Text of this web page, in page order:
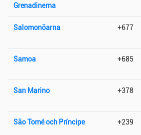
Grenadinerna
Salomonöarna +677
Samoa +685
San Marino +378
São Tomé och Príncipe +239